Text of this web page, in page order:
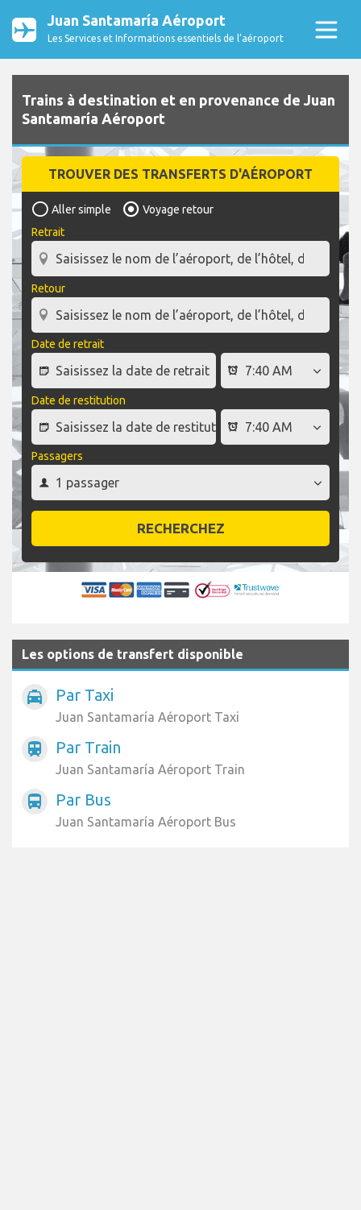
Juan Santamaría Aéroport
Les Services et Informations essentiels de l’aéroport
Trains à destination et en provenance de Juan
Santamaría Aéroport
TROUVER DES TRANSFERTS D'AÉROPORT
Aller simple
Voyage retour
Retrait
Retour
Date de retrait
Date de restitution
Passagers
RECHERCHEZ
Les options de transfert disponible
local_taxi Par Taxi
Juan Santamaría Aéroport Taxi
train Par Train
Juan Santamaría Aéroport Train
directions_bus Par Bus
Juan Santamaría Aéroport Bus